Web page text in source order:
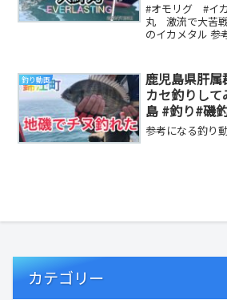
#オモリグ #イ
丸 激流で大苦
のイカメタル 参
釣り動画
鹿児島県肝属
カセ釣りし
島 #釣り#磯
地磯 #鹿屋 #
参考になる釣り
カテゴリー